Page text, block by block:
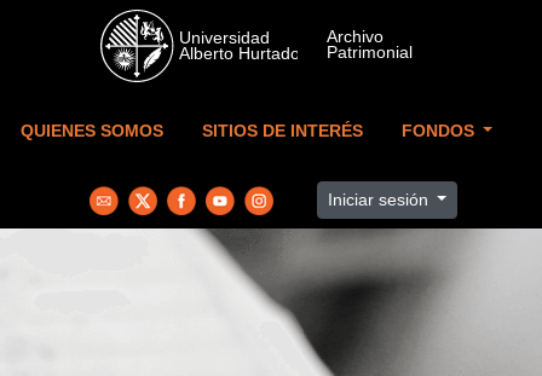
Skip to main content
QUIENES SOMOS SITIOS DE INTERÉS FONDOS
Iniciar sesión